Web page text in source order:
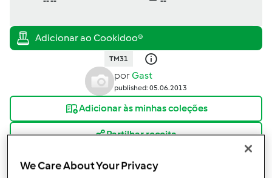
TM31
porGast
published: 05.06.2013
Adicionar às minhas coleções
Partilhar receita
We Care About Your Privacy